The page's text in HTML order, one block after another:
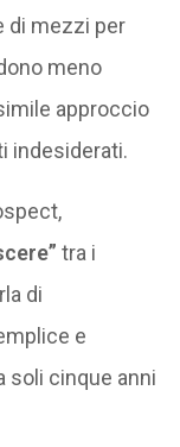
di mezzi per
meno
approccio
indesiderati.
tra i
di
e
soli cinque anni